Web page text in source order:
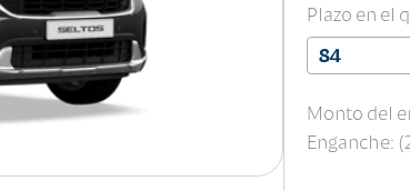
Plazo en el
84
Monto del
Enganche: